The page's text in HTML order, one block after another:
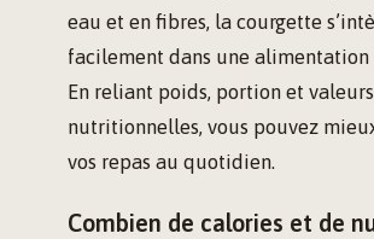
eau et en fibres, la courgette
facilement dans une
En reliant poids, portion et valeurs
nutritionnelles, vous pouvez
vos repas au quotidien.
Combien de calories et de